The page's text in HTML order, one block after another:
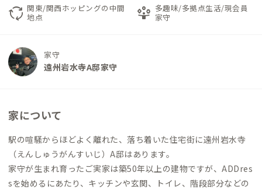
cycle 関東/関西ホッピングの中間
地点
person_play 多趣味/多拠点生活/現会員
家守
家守
遠州岩水寺A邸家守
家について
駅の喧騒からほどよく離れた、落ち着いた住宅街に遠州岩水寺
（えんしゅうがんすいじ）A邸はあります。
家守が生まれ育ったご実家は築50年以上の建物ですが、ADDres
sを始めるにあたり、キッチンや玄関、トイレ、階段部分などの